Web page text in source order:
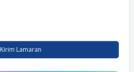
Kirim Lamaran